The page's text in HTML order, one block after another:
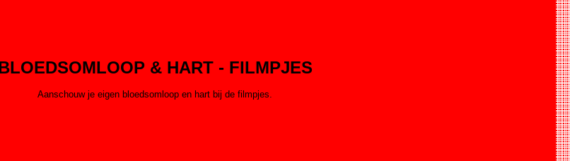
& HART - FILMPJES
Aanschouw je eigen bloedsomloop en hart bij de filmpjes.